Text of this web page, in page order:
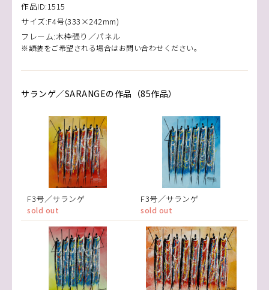
作品ID:1515
サイズ:F4号(333×242mm)
フレーム:木枠張り／パネル
※額装をご希望される場合はお問い合わせください。
サランゲ／SARANGEの作品（85作品）
F3号／サランゲ
sold out
F3号／サランゲ
sold out